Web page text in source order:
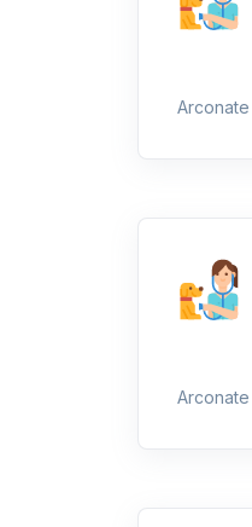
Arconate
Arconate